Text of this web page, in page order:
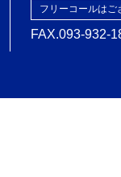
フリーコールはご
FAX.093-932-